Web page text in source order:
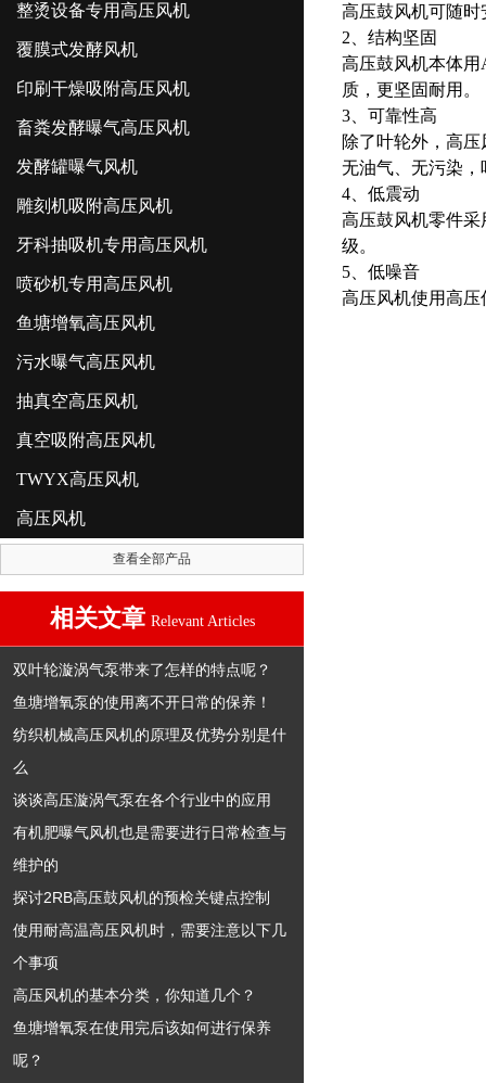
整烫设备专用高压风机
覆膜式发酵风机
印刷干燥吸附高压风机
畜粪发酵曝气高压风机
发酵罐曝气风机
雕刻机吸附高压风机
牙科抽吸机专用高压风机
喷砂机专用高压风机
鱼塘增氧高压风机
污水曝气高压风机
抽真空高压风机
真空吸附高压风机
TWYX高压风机
高压风机
查看全部产品
相关文章 Relevant Articles
双叶轮漩涡气泵带来了怎样的特点呢？
鱼塘增氧泵的使用离不开日常的保养！
纺织机械高压风机的原理及优势分别是什
么
谈谈高压漩涡气泵在各个行业中的应用
有机肥曝气风机也是需要进行日常检查与
维护的
探讨2RB高压鼓风机的预检关键点控制
使用耐高温高压风机时，需要注意以下几
个事项
高压风机的基本分类，你知道几个？
鱼塘增氧泵在使用完后该如何进行保养
呢？
高压鼓风机可随
2、结构坚固
高压鼓风机本体
质，更坚固耐用。
3、可靠性高
除了叶轮外，高
无油气、无污染
4、低震动
高压鼓风机零件
级。
5、低噪音
高压风机使用高